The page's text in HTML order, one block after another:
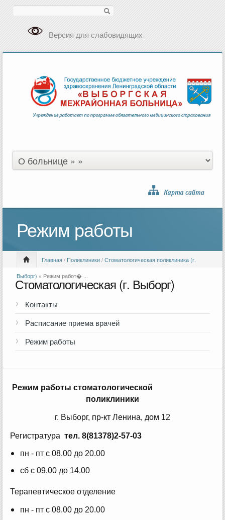
Версия для слабовидящих
Режим работы
Главная/ Поликлиники/Стоматологическая поликлиника (г.
Выборг) » Режим работ� ...
Стоматологическая (г. Выборг)
Контакты
Расписание приема врачей
Режим работы
Режим работы стоматологической
поликлиники
г. Выборг, пр-кт Ленина, дом 12
Регистратура тел. 8(81378)2-57-03
пн - пт с 08.00 до 20.00
сб с 09.00 до 14.00
Терапевтическое отделение
пн - пт с 08.00 до 20.00